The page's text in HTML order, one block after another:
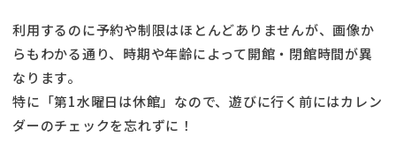
利用するのに予約や制限はほとんどありませんが、画像か
らもわかる通り、時期や年齢によって開館・閉館時間が異
なります。
特に「第1水曜日は休館」なので、遊びに行く前にはカレン
ダーのチェックを忘れずに！